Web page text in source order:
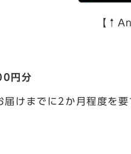
【
円分
けまでに2か月程度を要